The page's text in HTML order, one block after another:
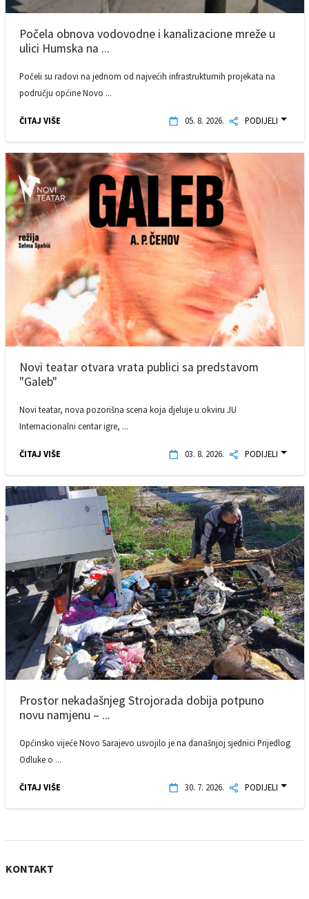
Počela obnova vodovodne i kanalizacione mreže u
ulici Humska na ...
Počeli su radovi na jednom od najvećih infrastrukturnih projekata na
području općine Novo ...
ČITAJ VIŠE 05. 8. 2026. PODIJELI
Novi teatar otvara vrata publici sa predstavom
"Galeb"
Novi teatar, nova pozorišna scena koja djeluje u okviru JU
Internacionalni centar igre, ...
ČITAJ VIŠE 03. 8. 2026. PODIJELI
Prostor nekadašnjeg Strojorada dobija potpuno
novu namjenu – ...
Općinsko vijeće Novo Sarajevo usvojilo je na današnjoj sjednici Prijedlog
Odluke o ...
ČITAJ VIŠE 30. 7. 2026. PODIJELI
KONTAKT